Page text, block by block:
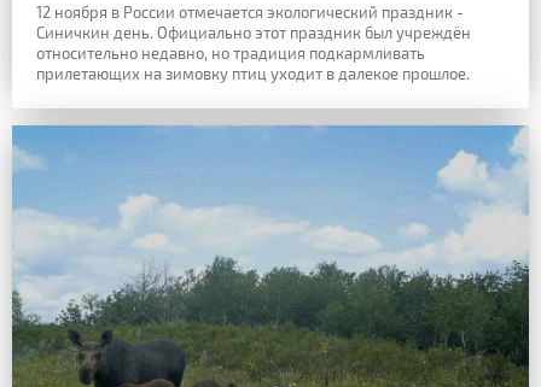
12 ноября в России отмечается экологический праздник -
Синичкин день. Официально этот праздник был учреждён
относительно недавно, но традиция подкармливать
прилетающих на зимовку птиц уходит в далекое прошлое.